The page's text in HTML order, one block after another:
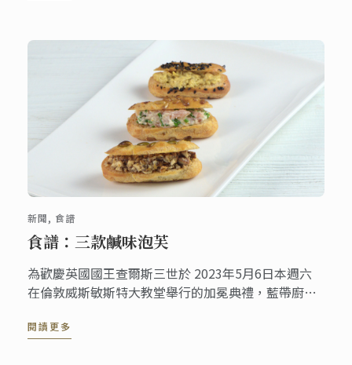
新聞, 食譜
食譜：三款鹹味泡芙
為歡慶英國國王查爾斯三世於 2023年5月6日本週六
在倫敦威斯敏斯特大教堂舉行的加冕典禮，藍帶廚藝
鹹食！
閱讀更多